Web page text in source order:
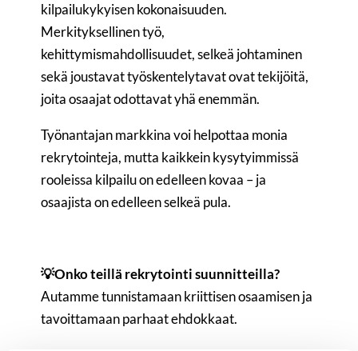
kilpailukykyisen kokonaisuuden.
Merkityksellinen työ,
kehittymismahdollisuudet, selkeä johtaminen
sekä joustavat työskentelytavat ovat tekijöitä,
joita osaajat odottavat yhä enemmän.
Työnantajan markkina voi helpottaa monia
rekrytointeja, mutta kaikkein kysytyimmissä
rooleissa kilpailu on edelleen kovaa – ja
osaajista on edelleen selkeä pula.
💡Onko teillä rekrytointi suunnitteilla?
Autamme tunnistamaan kriittisen osaamisen ja
tavoittamaan parhaat ehdokkaat.